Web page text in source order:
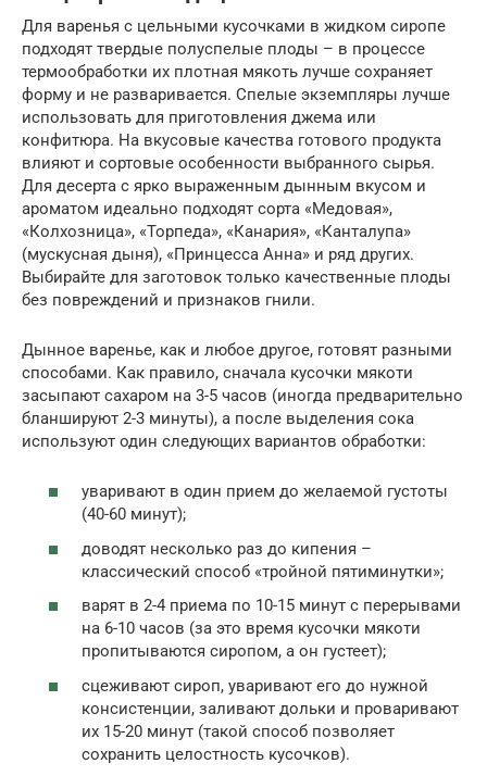
Для варенья с цельными кусочками в жидком сиропе
подходят твердые полуспелые плоды – в процессе
термообработки их плотная мякоть лучше сохраняет
форму и не разваривается. Спелые экземпляры лучше
использовать для приготовления джема или
конфитюра. На вкусовые качества готового продукта
влияют и сортовые особенности выбранного сырья.
Для десерта с ярко выраженным дынным вкусом и
ароматом идеально подходят сорта «Медовая»,
«Колхозница», «Торпеда», «Канария», «Канталупа»
(мускусная дыня), «Принцесса Анна» и ряд других.
Выбирайте для заготовок только качественные плоды
без повреждений и признаков гнили.
Дынное варенье, как и любое другое, готовят разными
способами. Как правило, сначала кусочки мякоти
засыпают сахаром на 3-5 часов (иногда предварительно
бланшируют 2-3 минуты), а после выделения сока
используют один следующих вариантов обработки:
уваривают в один прием до желаемой густоты
(40-60 минут);
доводят несколько раз до кипения –
классический способ «тройной пятиминутки»;
варят в 2-4 приема по 10-15 минут с перерывами
на 6-10 часов (за это время кусочки мякоти
пропитываются сиропом, а он густеет);
сцеживают сироп, уваривают его до нужной
консистенции, заливают дольки и проваривают
их 15-20 минут (такой способ позволяет
сохранить целостность кусочков).